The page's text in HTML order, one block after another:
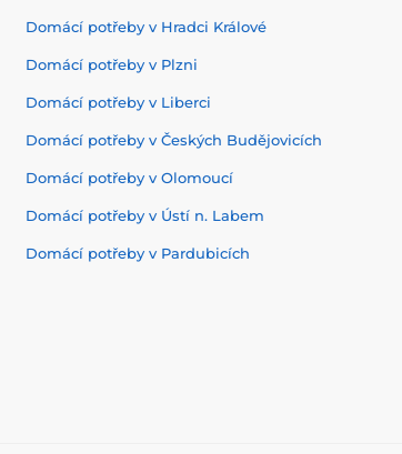
Domácí potřeby v Hradci Králové
Domácí potřeby v Plzni
Domácí potřeby v Liberci
Domácí potřeby v Českých Budějovicích
Domácí potřeby v Olomoucí
Domácí potřeby v Ústí n. Labem
Domácí potřeby v Pardubicích